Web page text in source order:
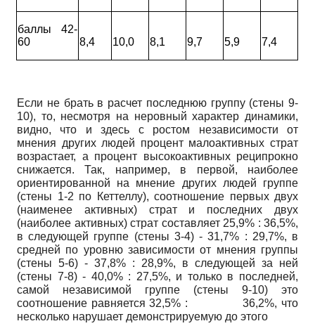
баллы 42-
60
8,4 10,0 8,1 9,7 5,9 7,4
Если не брать в расчет последнюю группу (стены 9-
10), то, несмотря на неровный характер динамики,
видно, что и здесь с ростом независимости от
мнения других людей процент малоактивных страт
возрастает, а процент высокоактивных реципрокно
снижается. Так, например, в первой, наиболее
ориентированной на мнение других людей группе
(стены 1-2 по Кеттеллу), соотношение первых двух
(наименее активных) страт и последних двух
(наиболее активных) страт составляет 25,9% : 36,5%,
в следующей группе (стены 3-4) - 31,7% : 29,7%, в
средней по уровню зависимости от мнения группы
(стены 5-6) - 37,8% : 28,9%, в следующей за ней
(стены 7-8) - 40,0% : 27,5%, и только в последней,
самой независимой группе (стены 9-10) это
соотношение равняется 32,5% : 36,2%, что
несколько нарушает демонстрируемую до этого